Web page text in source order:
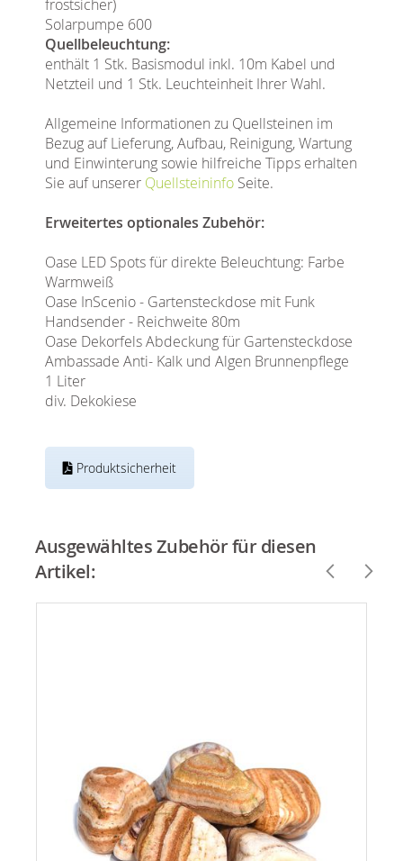
frostsicher)
Solarpumpe 600
Quellbeleuchtung:
enthält 1 Stk. Basismodul inkl. 10m Kabel und
Netzteil und 1 Stk. Leuchteinheit Ihrer Wahl.
Allgemeine Informationen zu Quellsteinen im
Bezug auf Lieferung, Aufbau, Reinigung, Wartung
und Einwinterung sowie hilfreiche Tipps erhalten
Sie auf unserer Quellsteininfo Seite.
Erweitertes optionales Zubehör:
Oase LED Spots für direkte Beleuchtung: Farbe
Warmweiß
Oase InScenio - Gartensteckdose mit Funk
Handsender - Reichweite 80m
Oase Dekorfels Abdeckung für Gartensteckdose
Ambassade Anti- Kalk und Algen Brunnenpflege
1 Liter
div. Dekokiese
Produktsicherheit
Ausgewähltes Zubehör für diesen
Artikel: